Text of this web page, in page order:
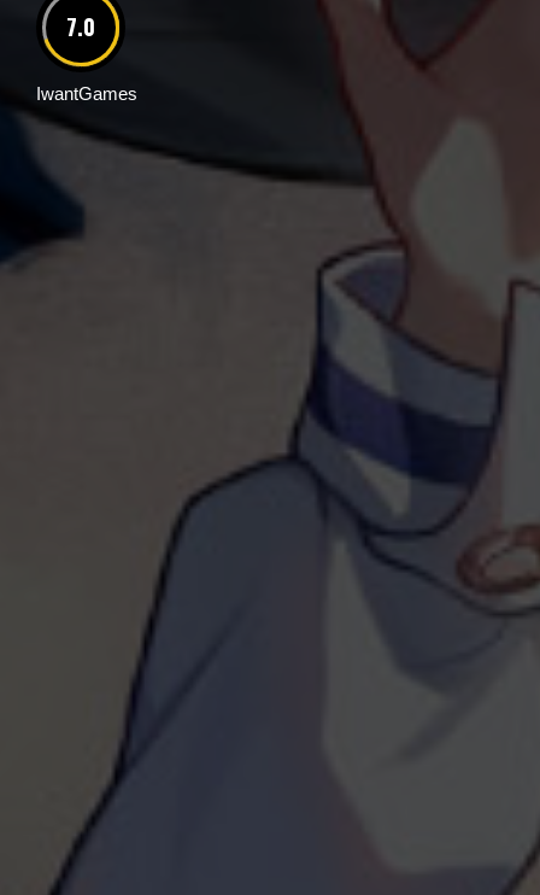
7.0
IwantGames